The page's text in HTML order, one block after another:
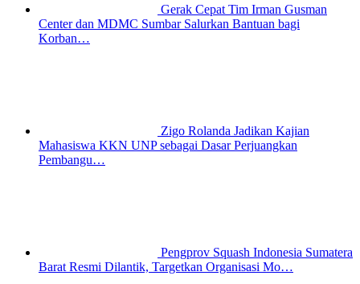
Gerak Cepat Tim Irman Gusman
Center dan MDMC Sumbar Salurkan Bantuan bagi
Korban…
Zigo Rolanda Jadikan Kajian
Mahasiswa KKN UNP sebagai Dasar Perjuangkan
Pembangu…
Pengprov Squash Indonesia Sumatera
Barat Resmi Dilantik, Targetkan Organisasi Mo…